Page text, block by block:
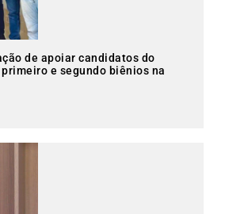
de apoiar candidatos do
e segundo biênios na